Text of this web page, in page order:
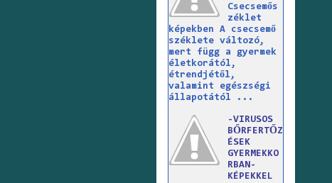
Csecsemős
zéklet
képekben A csecsemő
széklete változó,
mert függ a gyermek
életkorától,
étrendjétől,
valamint egészségi
állapotától ...
-VIRUSOS
BŐRFERTŐZ
ÉSEK
GYERMEKKO
RBAN-
KÉPEKKEL